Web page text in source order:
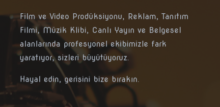
Film ve Video Prodüksiyonu, Reklam, Tanıtım
Filmi, Müzik Klibi, Canlı Yayın ve Belgesel
alanlarında profesyonel ekibimizle fark
yaratıyor, sizleri büyütüyoruz.
Hayal edin, gerisini bize bırakın.